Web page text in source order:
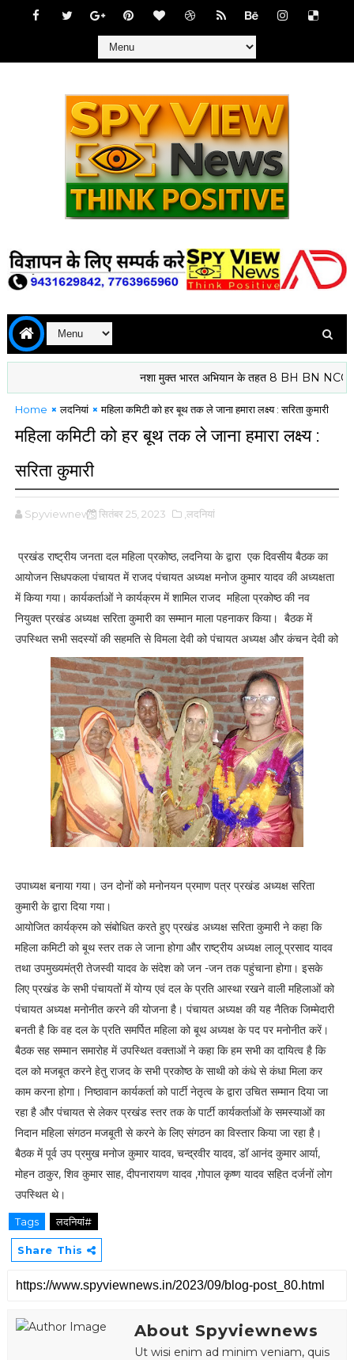
नशा मुक्त भारत अभियान के तहत 8 BH BN NCC दरभंगा
Home लदनियां महिला कमिटी को हर बूथ तक ले जाना हमारा लक्ष्य : सरिता कुमारी
महिला कमिटी को हर बूथ तक ले जाना हमारा लक्ष्य :
सरिता कुमारी
Spyviewnews सितंबर 25, 2023 ,लदनियां
प्रखंड राष्ट्रीय जनता दल महिला प्रकोष्ठ, लदनिया के द्वारा एक दिवसीय बैठक का
आयोजन सिधपकला पंचायत में राजद पंचायत अध्यक्ष मनोज कुमार यादव की अध्यक्षता
में किया गया। कार्यकर्ताओं ने कार्यक्रम में शामिल राजद महिला प्रकोष्ठ की नव
नियुक्त प्रखंड अध्यक्ष सरिता कुमारी का सम्मान माला पहनाकर किया। बैठक में
उपस्थित सभी सदस्यों की सहमति से विमला देवी को पंचायत अध्यक्ष और कंचन देवी को
उपाध्यक्ष बनाया गया। उन दोनों को मनोनयन प्रमाण पत्र प्रखंड अध्यक्ष सरिता
कुमारी के द्वारा दिया गया।
आयोजित कार्यक्रम को संबोधित करते हुए प्रखंड अध्यक्ष सरिता कुमारी ने कहा कि
महिला कमिटी को बूथ स्तर तक ले जाना होगा और राष्ट्रीय अध्यक्ष लालू प्रसाद यादव
तथा उपमुख्यमंत्री तेजस्वी यादव के संदेश को जन -जन तक पहुंचाना होगा। इसके
लिए प्रखंड के सभी पंचायतों में योग्य एवं दल के प्रति आस्था रखने वाली महिलाओं को
पंचायत अध्यक्ष मनोनीत करने की योजना है। पंचायत अध्यक्ष की यह नैतिक जिम्मेदारी
बनती है कि वह दल के प्रति समर्पित महिला को बूथ अध्यक्ष के पद पर मनोनीत करें।
बैठक सह सम्मान समारोह में उपस्थित वक्ताओं ने कहा कि हम सभी का दायित्व है कि
दल को मजबूत करने हेतु राजद के सभी प्रकोष्ठ के साथी को कंधे से कंधा मिला कर
काम करना होगा। निष्ठावान कार्यकर्ता को पार्टी नेतृत्व के द्वारा उचित सम्मान दिया जा
रहा है और पंचायत से लेकर प्रखंड स्तर तक के पार्टी कार्यकर्ताओं के समस्याओं का
निदान महिला संगठन मजबूती से करने के लिए संगठन का विस्तार किया जा रहा है।
बैठक में पूर्व उप प्रमुख मनोज कुमार यादव, चन्द्रवीर यादव, डॉ आनंद कुमार आर्या,
मोहन ठाकुर, शिव कुमार साह, दीपनारायण यादव ,गोपाल कृष्ण यादव सहित दर्जनों लोग
उपस्थित थे।
Tags लदनियां#
Share This
About Spyviewnews
Ut wisi enim ad minim veniam, quis